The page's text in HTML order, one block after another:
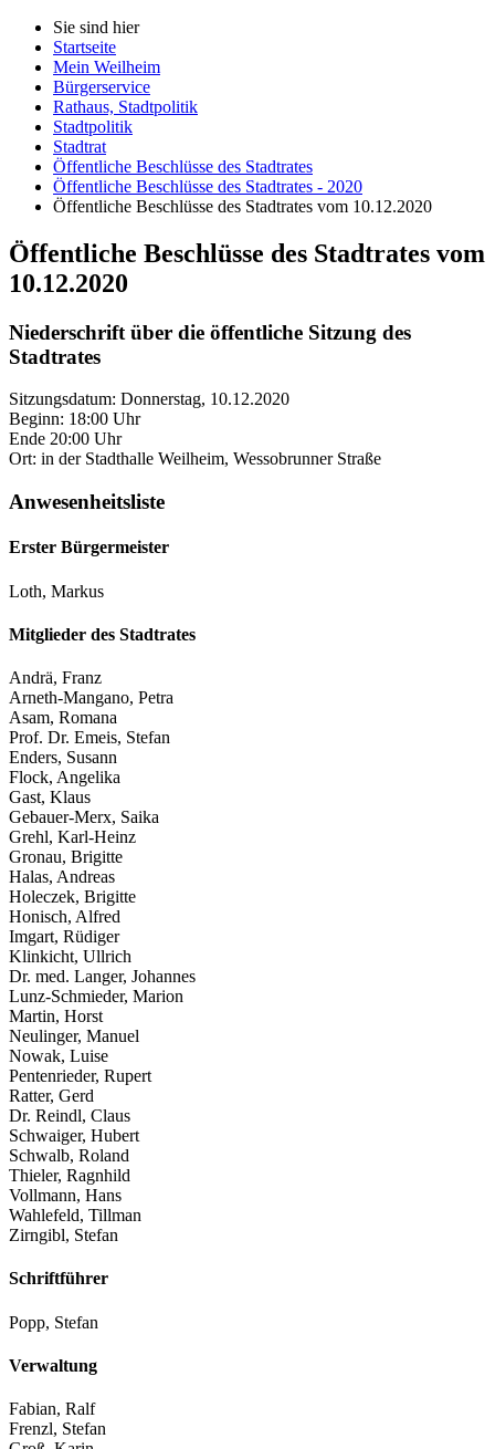
Sie sind hier
Startseite
Mein Weilheim
Bürgerservice
Rathaus, Stadtpolitik
Stadtpolitik
Stadtrat
Öffentliche Beschlüsse des Stadtrates
Öffentliche Beschlüsse des Stadtrates - 2020
Öffentliche Beschlüsse des Stadtrates vom 10.12.2020
Öffentliche Beschlüsse des Stadtrates vom
10.12.2020
Niederschrift über die öffentliche Sitzung des
Stadtrates
Sitzungsdatum: Donnerstag, 10.12.2020
Beginn: 18:00 Uhr
Ende 20:00 Uhr
Ort: in der Stadthalle Weilheim, Wessobrunner Straße
Anwesenheitsliste
Erster Bürgermeister
Loth, Markus
Mitglieder des Stadtrates
Andrä, Franz
Arneth-Mangano, Petra
Asam, Romana
Prof. Dr. Emeis, Stefan
Enders, Susann
Flock, Angelika
Gast, Klaus
Gebauer-Merx, Saika
Grehl, Karl-Heinz
Gronau, Brigitte
Halas, Andreas
Holeczek, Brigitte
Honisch, Alfred
Imgart, Rüdiger
Klinkicht, Ullrich
Dr. med. Langer, Johannes
Lunz-Schmieder, Marion
Martin, Horst
Neulinger, Manuel
Nowak, Luise
Pentenrieder, Rupert
Ratter, Gerd
Dr. Reindl, Claus
Schwaiger, Hubert
Schwalb, Roland
Thieler, Ragnhild
Vollmann, Hans
Wahlefeld, Tillman
Zirngibl, Stefan
Schriftführer
Popp, Stefan
Verwaltung
Fabian, Ralf
Frenzl, Stefan